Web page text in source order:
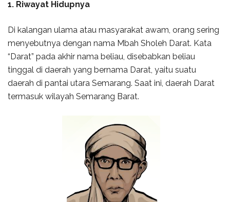
1. Riwayat Hidupnya
Di kalangan ulama atau masyarakat awam, orang sering
menyebutnya dengan nama Mbah Sholeh Darat. Kata
“Darat” pada akhir nama beliau, disebabkan beliau
tinggal di daerah yang bernama Darat, yaitu suatu
daerah di pantai utara Semarang. Saat ini, daerah Darat
termasuk wilayah Semarang Barat.